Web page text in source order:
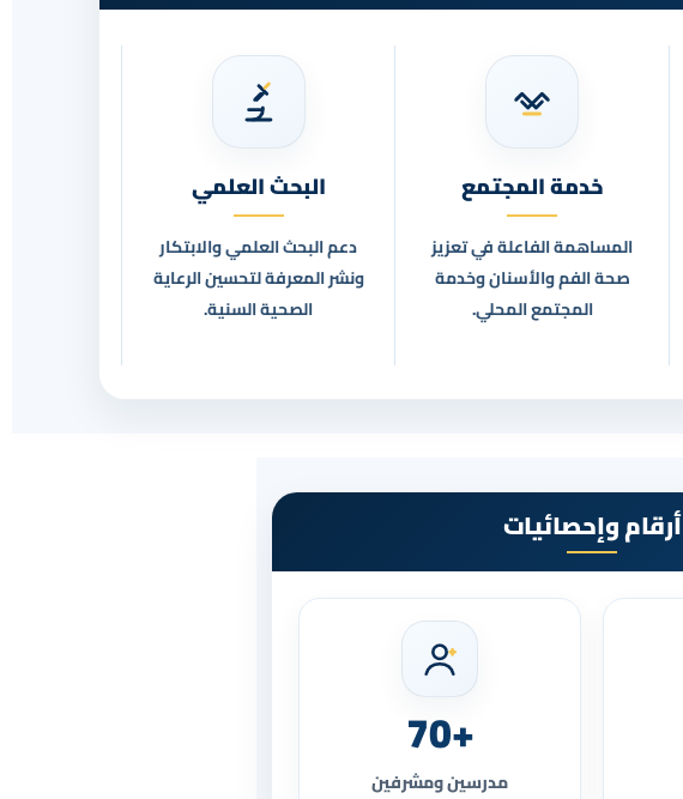
خدمة المجتمع
المساهمة الفاعلة في تعزيز
صحة الفم والأسنان وخدمة
المجتمع المحلي.
البحث العلمي
دعم البحث العلمي والابتكار
ونشر المعرفة لتحسين الرعاية
الصحية السنية.
أرقام وإحصائيات
+70
مدرسين ومشرفين